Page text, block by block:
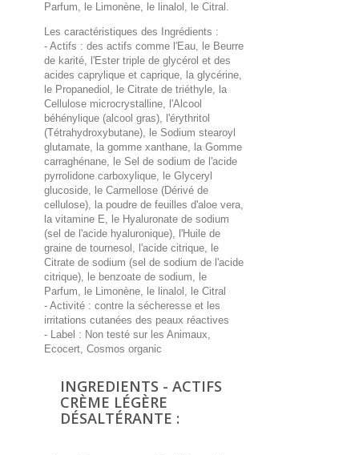
Parfum, le Limonène, le linalol, le Citral.
Les caractéristiques des Ingrédients :
- Actifs : des actifs comme l'Eau, le Beurre
de karité, l'Ester triple de glycérol et des
acides caprylique et caprique, la glycérine,
le Propanediol, le Citrate de triéthyle, la
Cellulose microcrystalline, l'Alcool
béhénylique (alcool gras), l'érythritol
(Tétrahydroxybutane), le Sodium stearoyl
glutamate, la gomme xanthane, la Gomme
carraghénane, le Sel de sodium de l'acide
pyrrolidone carboxylique, le Glyceryl
glucoside, le Carmellose (Dérivé de
cellulose), la poudre de feuilles d'aloe vera,
la vitamine E, le Hyaluronate de sodium
(sel de l'acide hyaluronique), l'Huile de
graine de tournesol, l'acide citrique, le
Citrate de sodium (sel de sodium de l'acide
citrique), le benzoate de sodium, le
Parfum, le Limonène, le linalol, le Citral
- Activité : contre la sécheresse et les
irritations cutanées des peaux réactives
- Label : Non testé sur les Animaux,
Ecocert, Cosmos organic
INGREDIENTS - ACTIFS
CRÈME LÉGÈRE
DÉSALTÉRANTE :